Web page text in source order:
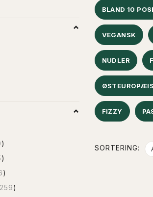
)
)
)
259)
BLAND 10
VEGANSK
NUDLER
FIZZY
SORTERING: